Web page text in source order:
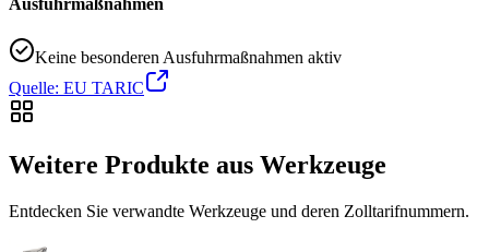
Ausfuhrmaßnahmen
Keine besonderen Ausfuhrmaßnahmen aktiv
Quelle: EU TARIC
Weitere Produkte aus Werkzeuge
Entdecken Sie verwandte Werkzeuge und deren Zolltarifnummern.